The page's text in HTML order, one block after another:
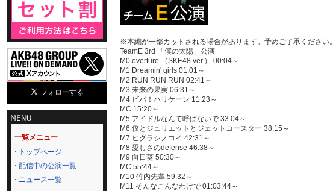
一覧メニュー
トップページ
配信中の公演一覧
ニュース一覧
※本編が一部カットされる場合があります。予めご了承ください。
TeamE 3rd 「僕の太陽」公演
M0 overture （SKE48 ver.） 00:04～
M1 Dreamin' girls 01:01～
M2 RUN RUN RUN 02:41～
M3 未来の果実 06:31～
M4 ビバ！ハリケーン 11:23～
MC 15:20～
M5 アイドルなんて呼ばないで 33:04～
M6 僕とジュリエットとジェットコースター 38:15～
M7 ヒグラシノコイ 42:31～
M8 愛しさのdefense 46:38～
M9 向日葵 50:30～
MC 55:44～
M10 竹内先輩 59:32～
M11 そんなこんなわけで 01:03:44～